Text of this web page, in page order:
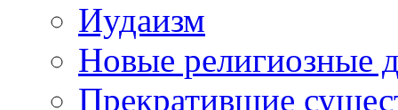
Иудаизм
Новые религиозные
Прекратившие